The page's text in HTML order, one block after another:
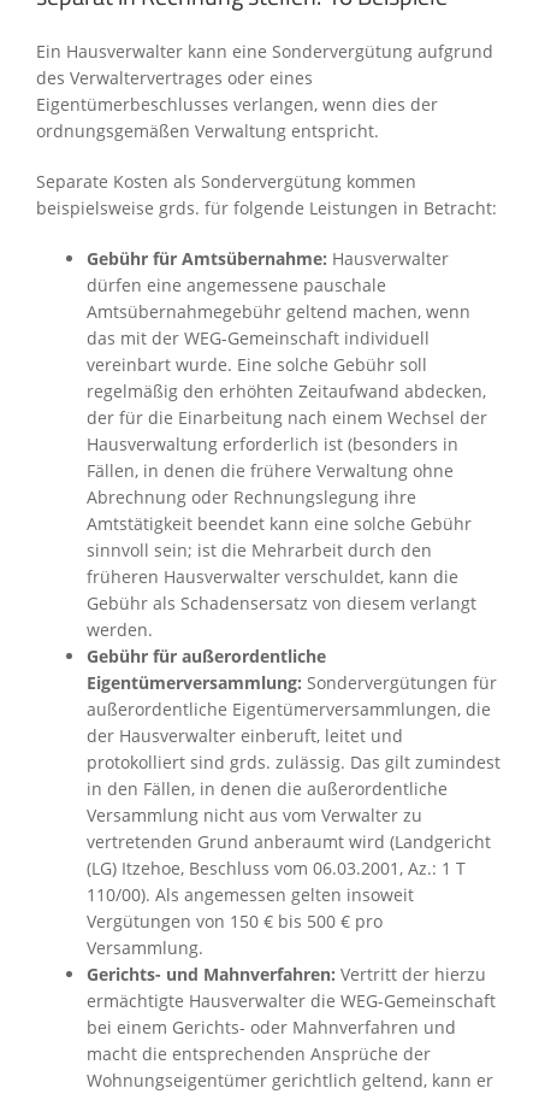
Ein Hausverwalter kann eine Sondervergütung aufgrund
des Verwaltervertrages oder eines
Eigentümerbeschlusses verlangen, wenn dies der
ordnungsgemäßen Verwaltung entspricht.
Separate Kosten als Sondervergütung kommen
beispielsweise grds. für folgende Leistungen in Betracht:
Gebühr für Amtsübernahme: Hausverwalter
dürfen eine angemessene pauschale
Amtsübernahmegebühr geltend machen, wenn
das mit der WEG-Gemeinschaft individuell
vereinbart wurde. Eine solche Gebühr soll
regelmäßig den erhöhten Zeitaufwand abdecken,
der für die Einarbeitung nach einem Wechsel der
Hausverwaltung erforderlich ist (besonders in
Fällen, in denen die frühere Verwaltung ohne
Abrechnung oder Rechnungslegung ihre
Amtstätigkeit beendet kann eine solche Gebühr
sinnvoll sein; ist die Mehrarbeit durch den
früheren Hausverwalter verschuldet, kann die
Gebühr als Schadensersatz von diesem verlangt
werden.
Gebühr für außerordentliche
Eigentümerversammlung: Sondervergütungen für
außerordentliche Eigentümerversammlungen, die
der Hausverwalter einberuft, leitet und
protokolliert sind grds. zulässig. Das gilt zumindest
in den Fällen, in denen die außerordentliche
Versammlung nicht aus vom Verwalter zu
vertretenden Grund anberaumt wird (Landgericht
(LG) Itzehoe, Beschluss vom 06.03.2001, Az.: 1 T
110/00). Als angemessen gelten insoweit
Vergütungen von 150 € bis 500 € pro
Versammlung.
Gerichts- und Mahnverfahren: Vertritt der hierzu
ermächtigte Hausverwalter die WEG-Gemeinschaft
bei einem Gerichts- oder Mahnverfahren und
macht die entsprechenden Ansprüche der
Wohnungseigentümer gerichtlich geltend, kann er